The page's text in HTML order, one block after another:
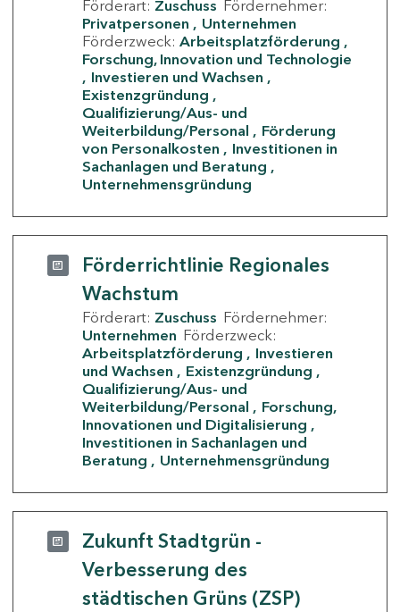
Förderart: Zuschuss Fördernehmer:
Privatpersonen
Unternehmen
Förderzweck: Arbeitsplatzförderung
Forschung, Innovation und Technologie
Investieren und Wachsen
Existenzgründung
Qualifizierung/Aus- und
Weiterbildung/Personal
Förderung
von Personalkosten
Investitionen in
Sachanlagen und Beratung
Unternehmensgründung
Förderrichtlinie Regionales
Wachstum
Förderart: Zuschuss Fördernehmer:
Unternehmen Förderzweck:
Arbeitsplatzförderung
Investieren
und Wachsen
Existenzgründung
Qualifizierung/Aus- und
Weiterbildung/Personal
Forschung,
Innovationen und Digitalisierung
Investitionen in Sachanlagen und
Beratung
Unternehmensgründung
Zukunft Stadtgrün -
Verbesserung des
städtischen Grüns (ZSP)